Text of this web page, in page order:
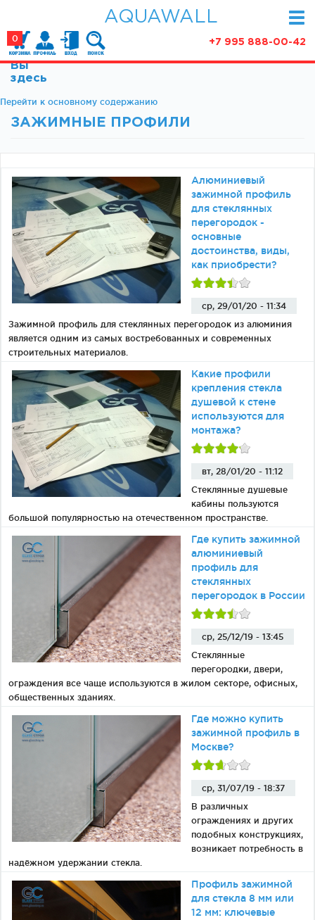
Перейти к основному содержанию
AQUAWALL
+7 995 888-00-42
0
КАТАЛОГ
Фурнитура для раздвижных дверей (закрытые
Ручки, кнобы
Доводчики
Замки и ответки
Зажимные профили
Фурнитура для межкомнатных дверей
Фурнитура для душевых ограждений (раздвижная
серия)
Двери межкомнатные цельностеклянные
АКЦИИ
ПАРТНЕРСТВО
О КОМПАНИИ
КОНТАКТЫ
Вы
здесь
ЗАЖИМНЫЕ ПРОФИЛИ
Алюминиевый
зажимной профиль
для стеклянных
перегородок -
основные
достоинства, виды,
как приобрести?
ср, 29/01/20 - 11:34
Зажимной профиль для стеклянных перегородок из алюминия
является одним из самых востребованных и современных
строительных материалов.
Какие профили
крепления стекла
душевой к стене
используются для
монтажа?
вт, 28/01/20 - 11:12
Стеклянные душевые
кабины пользуются
большой популярностью на отечественном пространстве.
Где купить зажимной
алюминиевый
профиль для
стеклянных
перегородок в России
ср, 25/12/19 - 13:45
Стеклянные
перегородки, двери,
ограждения все чаще используются в жилом секторе, офисных,
общественных зданиях.
Где можно купить
зажимной профиль в
Москве?
ср, 31/07/19 - 18:37
В различных
ограждениях и других
подобных конструкциях,
возникает потребность в
надёжном удержании стекла.
Профиль зажимной
для стекла 8 мм или
12 мм: ключевые